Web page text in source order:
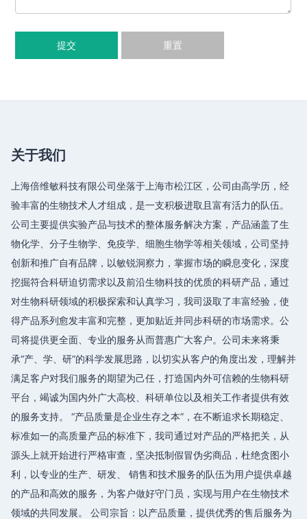
提交 重置
关于我们
上海倍维敏科技有限公司坐落于上海市松江区，公司由高学历，经
验丰富的生物技术人才组成，是一支积极进取且富有活力的队伍。
公司主要提供实验产品与技术的整体服务解决方案，产品涵盖了生
物化学、分子生物学、免疫学、细胞生物学等相关领域，公司坚持
创新和推广自有品牌，以敏锐洞察力，掌握市场的瞬息变化，深度
挖掘符合科研迫切需求以及前沿生物科技的优质的科研产品，通过
对生物科研领域的积极探索和认真学习，我司汲取了丰富经验，使
得产品系列愈发丰富和完整，更加贴近并同步科研的市场需求。公
司将提供更全面、专业的服务从而普惠广大客户。公司未来将秉
承“产、学、研”的科学发展思路，以切实从客户的角度出发，理解并
满足客户对我们服务的期望为己任，打造国内外可信赖的生物科研
平台，竭诚为国内外广大高校、科研单位以及相关工作者提供有效
的服务支持。 “产品质量是企业生存之本”，在不断追求长期稳定、
标准如一的高质量产品的标准下，我司通过对产品的严格把关，从
源头上就开始进行严格审查，坚决抵制假冒伪劣商品，杜绝贪图小
利，以专业的生产、研发、 销售和技术服务的队伍为用户提供卓越
的产品和高效的服务，为客户做好守门员，实现与用户在生物技术
领域的共同发展。 公司宗旨：以产品质量，提供优秀的售后服务为